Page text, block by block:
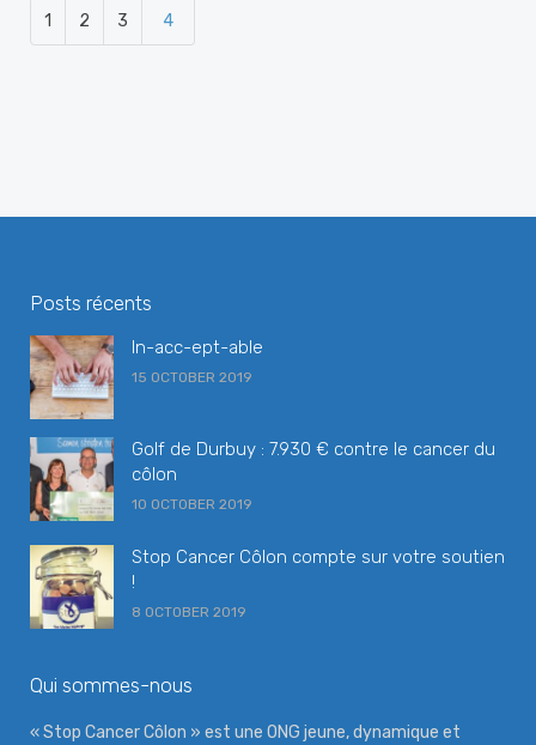
1 2 3 4
Posts récents
In-acc-ept-able
15 OCTOBER 2019
Golf de Durbuy : 7.930 € contre le cancer du
côlon
10 OCTOBER 2019
Stop Cancer Côlon compte sur votre soutien
!
8 OCTOBER 2019
Qui sommes-nous
« Stop Cancer Côlon » est une ONG jeune, dynamique et